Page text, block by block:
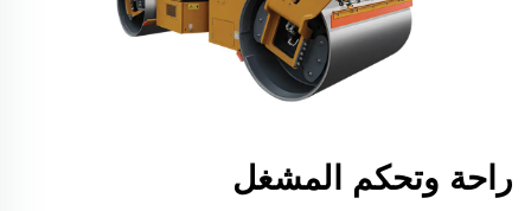
راحة وتحكم المشغل